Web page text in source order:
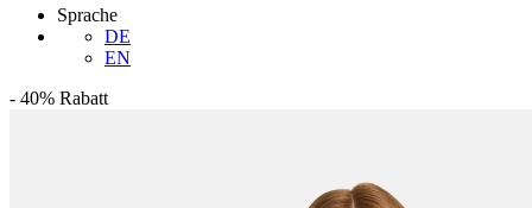
Sprache
DE
EN
- 40% Rabatt